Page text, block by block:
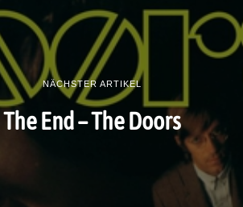
NÄCHSTER ARTIKEL
The End – The Doors